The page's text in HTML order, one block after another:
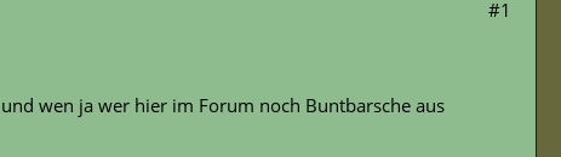
#1
wen ja wer hier im Forum noch Buntbarsche aus